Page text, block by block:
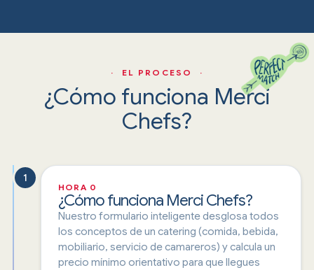
· EL PROCESO ·
¿Cómo funciona Merci
Chefs?
1
HORA 0
¿Cómo funciona Merci Chefs?
Nuestro formulario inteligente desglosa todos
los conceptos de un catering (comida, bebida,
mobiliario, servicio de camareros) y calcula un
precio mínimo orientativo para que llegues